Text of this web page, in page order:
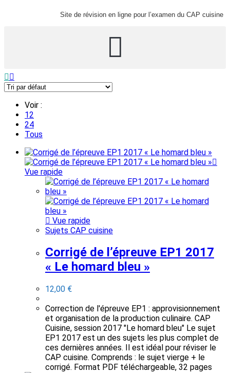
Site de révision en ligne pour l’examen du CAP cuisine
Voir :
12
24
Tous
Vue rapide
Vue rapide
Sujets CAP cuisine
Corrigé de l’épreuve EP1 2017
« Le homard bleu »
12,00 €
Correction de l'épreuve EP1 : approvisionnement
et organisation de la production culinaire. CAP
Cuisine, session 2017 "Le homard bleu" Le sujet
EP1 2017 est un des sujets les plus complet de
ces dernières années. Il est idéal pour réviser le
CAP cuisine. Comprends : le sujet vierge + le
corrigé. Format PDF téléchargeable, 32 pages